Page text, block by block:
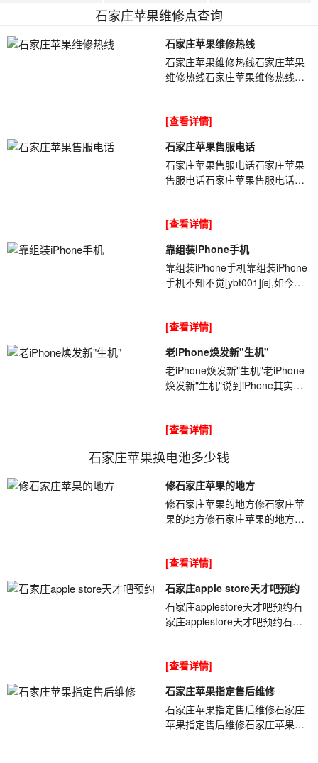
石家庄苹果维修点查询
石家庄苹果维修热线
石家庄苹果维修热线石家庄苹果
维修热线石家庄苹果维修热线
要多少钱呢？苹果...
[查看详情]
石家庄苹果售服电话
石家庄苹果售服电话石家庄苹果
售服电话石家庄苹果售服电话
小心把排线给扯断...
[查看详情]
靠组装iPhone手机
靠组装iPhone手机靠组装iPhone
手机不知不觉[ybt001]间,如今距
年9月...
[查看详情]
老iPhone焕发新"生机"
老iPhone焕发新"生机"老iPhone
焕发新"生机"说到iPhone其实很
在流畅...
[查看详情]
石家庄苹果换电池多少钱
修石家庄苹果的地方
修石家庄苹果的地方修石家庄苹
果的地方修石家庄苹果的地方
是焊油。由于是进...
[查看详情]
石家庄apple store天才吧预约
石家庄applestore天才吧预约石
家庄applestore天才吧预约石家
和发射通道...
[查看详情]
石家庄苹果指定售后维修
石家庄苹果指定售后维修石家庄
苹果指定售后维修石家庄苹果指